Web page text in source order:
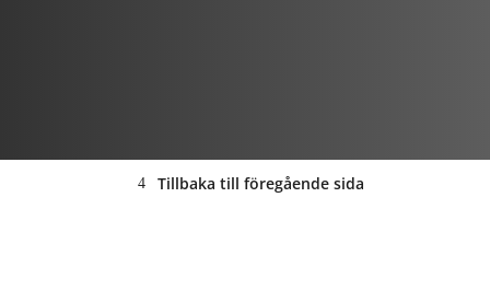
Tillbaka till föregående sida